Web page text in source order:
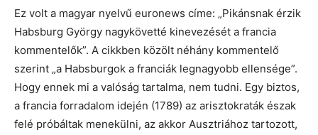
Ez volt a magyar nyelvű euronews címe: „Pikánsnak érzik
Habsburg György nagykövetté kinevezését a francia
kommentelők”. A cikkben közölt néhány kommentelő
szerint „a Habsburgok a franciák legnagyobb ellensége”.
Hogy ennek mi a valóság tartalma, nem tudni. Egy biztos,
a francia forradalom idején (1789) az arisztokraták észak
felé próbáltak menekülni, az akkor Ausztriához tartozott,